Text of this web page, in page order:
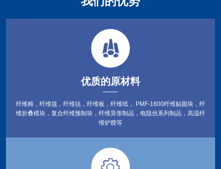
优质的原材料
纤维棉，纤维毯，纤维毡，纤维板，纤维纸， PMF-1600纤维贴面块，纤
维折叠模块，复合纤维预制块，纤维异形制品，电阻丝系列制品，高温纤
维炉膛等